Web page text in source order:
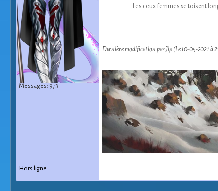
Messages: 973
Les deux femmes se toisent
Dernière modification par Jip (Le 10-05-2021 à
Hors ligne